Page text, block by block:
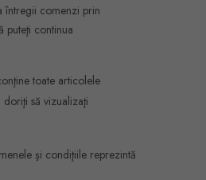
întregii comenzi prin
puteţi continua
toate articolele
doriţi să vizualizaţi
şi condiţiile reprezintă